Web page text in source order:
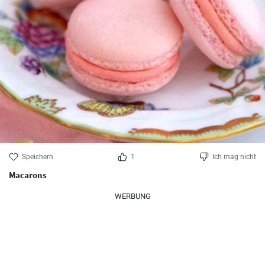
Speichern 1 Ich mag nicht
Macarons
WERBUNG